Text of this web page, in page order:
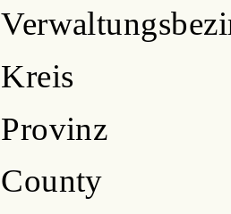
Kreis
Provinz
County